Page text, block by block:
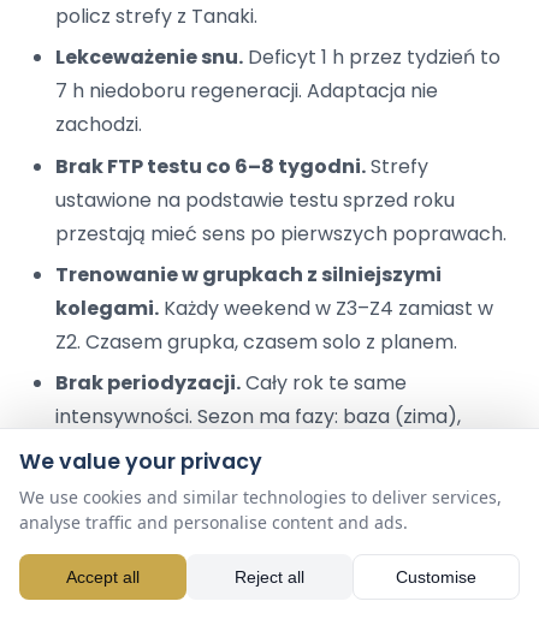
policz strefy z Tanaki.
Lekceważenie snu.Deficyt 1 h przez tydzień to
7 h niedoboru regeneracji. Adaptacja nie
zachodzi.
Brak FTP testu co 6–8 tygodni.Strefy
ustawione na podstawie testu sprzed roku
przestają mieć sens po pierwszych poprawach.
Trenowanie w grupkach z silniejszymi
kolegami.Każdy weekend w Z3–Z4 zamiast w
Z2. Czasem grupka, czasem solo z planem.
Brak periodyzacji.Cały rok te same
intensywności. Sezon ma fazy: baza (zima),
budowa (wiosna), start (lato), przejście (jesień).
Jeśli zaczynasz przygodę z planowanym
treningiem, polecam też przewodnik
co to jest i jak wybrać
(jeśli wahasz się między szosą
We value your privacy
We use cookies and similar technologies to deliver services,
analyse traffic and personalise content and ads.
Accept all Reject all Customise